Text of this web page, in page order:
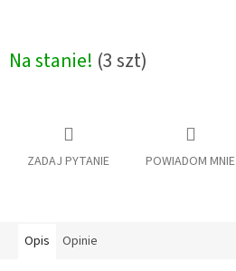
Na stanie! (3 szt)
ZADAJ PYTANIE POWIADOM MNIE
Opis Opinie